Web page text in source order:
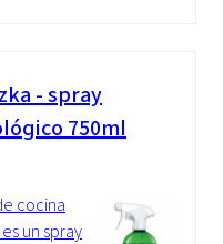
- spray
750ml
cocina
un spray